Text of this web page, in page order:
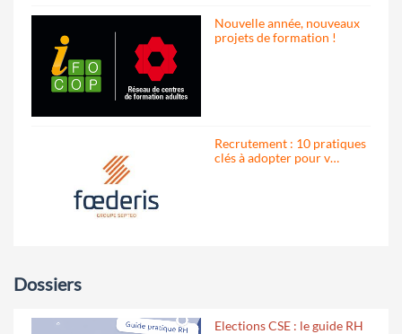
Nouvelle année, nouveaux
projets de formation !
Recrutement : 10 pratiques
clés à adopter pour v…
Dossiers
Elections CSE : le guide RH